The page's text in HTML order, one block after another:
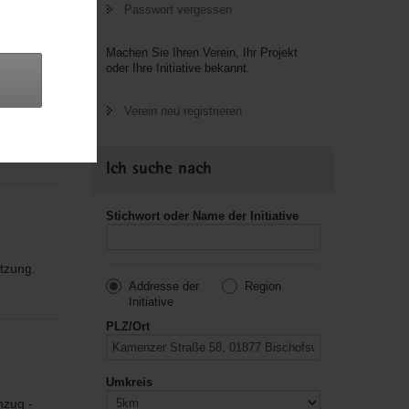
-
Passwort vergessen
Machen Sie Ihren Verein, Ihr Projekt
oder Ihre Initiative bekannt.
Verein neu registrieren
Ich suche nach
Stichwort oder Name der Initiative
Addresse der
Initiative
Region
PLZ/Ort
Umkreis